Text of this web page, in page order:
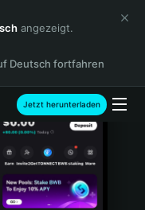
angezeigt.
Deutsch fortfahren
Jetzt herunterladen